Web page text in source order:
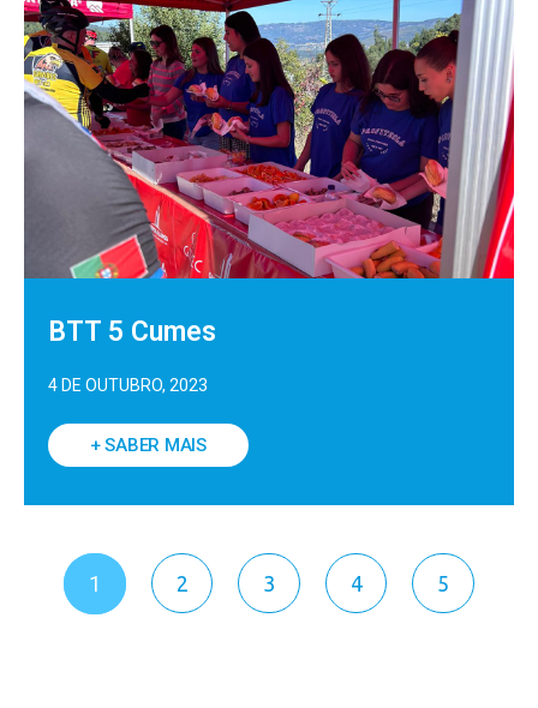
BTT 5 Cumes
4 DE OUTUBRO, 2023
+ SABER MAIS
1 2 3 4 5